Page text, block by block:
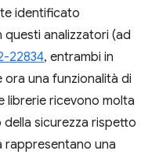
identificato
questi analizzatori (ad
22834, entrambi in
ora una funzionalità di
librerie ricevono molta
sicurezza rispetto
rappresentano una